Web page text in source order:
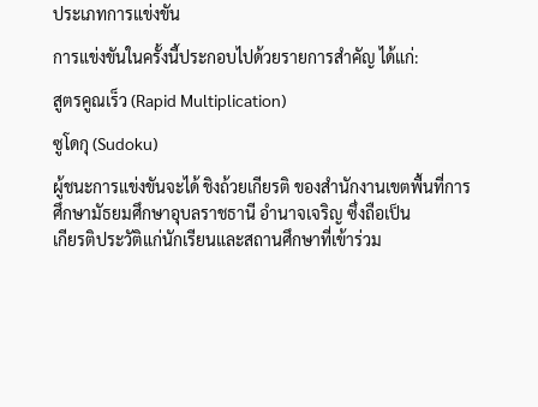
ประเภทการแข่งขัน
การแข่งขันในครั้งนี้ประกอบไปด้วยรายการสำคัญ ได้แก่:
สูตรคูณเร็ว (Rapid Multiplication)
ซูโดกุ (Sudoku)
ผู้ชนะการแข่งขันจะได้ ชิงถ้วยเกียรติ ของสำนักงานเขตพื้นที่การ
ศึกษามัธยมศึกษาอุบลราชธานี อำนาจเจริญ ซึ่งถือเป็น
เกียรติประวัติแก่นักเรียนและสถานศึกษาที่เข้าร่วม